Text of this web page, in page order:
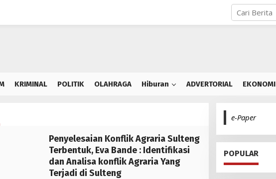
KRIMINAL POLITIK OLAHRAGA Hiburan ADVERTORIAL EKONOMI
Penyelesaian Konflik Agraria Sulteng
Terbentuk, Eva Bande : Identifikasi
dan Analisa konflik Agraria Yang
Terjadi di Sulteng
e-Paper
POPULAR